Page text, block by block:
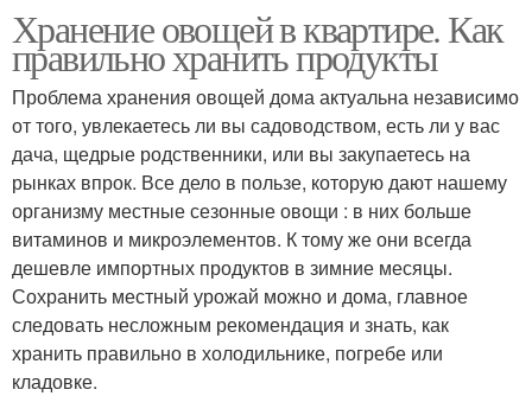
Хранение овощей в квартире. Как
правильно хранить продукты
Проблема хранения овощей дома актуальна независимо
от того, увлекаетесь ли вы садоводством, есть ли у вас
дача, щедрые родственники, или вы закупаетесь на
рынках впрок. Все дело в пользе, которую дают нашему
организму местные сезонные овощи : в них больше
витаминов и микроэлементов. К тому же они всегда
дешевле импортных продуктов в зимние месяцы.
Сохранить местный урожай можно и дома, главное
следовать несложным рекомендация и знать, как
хранить правильно в холодильнике, погребе или
кладовке.